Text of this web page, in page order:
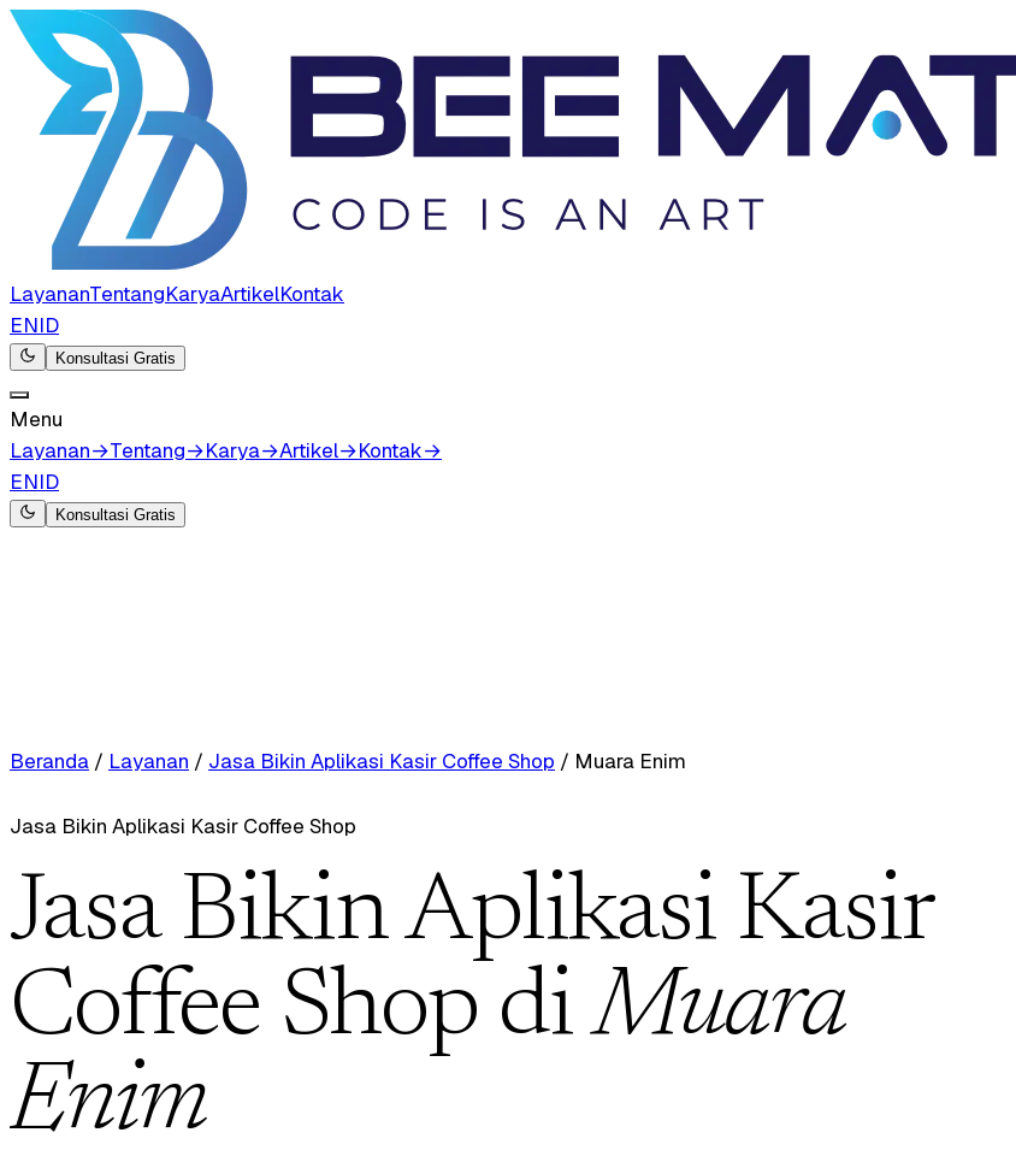
LayananTentangKaryaArtikelKontak
ENID
Konsultasi Gratis
Menu
Layanan→Tentang→Karya→Artikel→Kontak→
ENID
Konsultasi Gratis
Beranda / Layanan / Jasa Bikin Aplikasi Kasir Coffee Shop / Muara Enim
Jasa Bikin Aplikasi Kasir Coffee Shop
Jasa Bikin Aplikasi Kasir
Coffee Shop diMuara
Enim